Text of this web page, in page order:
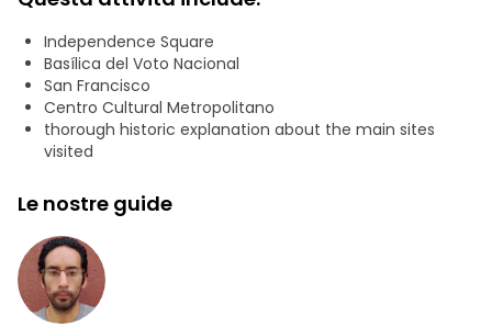
Independence Square
Basílica del Voto Nacional
San Francisco
Centro Cultural Metropolitano
thorough historic explanation about the main sites
visited
Le nostre guide